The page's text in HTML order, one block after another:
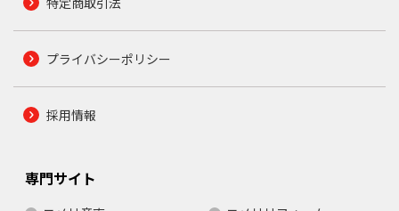
プライバシーポリシー
採用情報
専門サイト